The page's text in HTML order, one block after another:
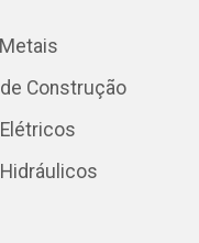
Construção